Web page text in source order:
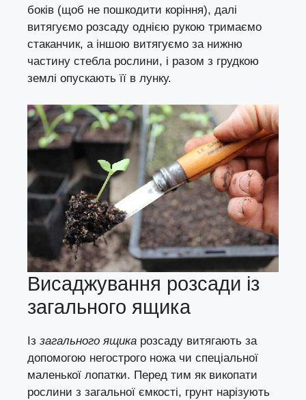
боків (щоб не пошкодити коріння), далі
витягуємо розсаду однією рукою тримаємо
стаканчик, а іншою витягуємо за нижню
частину стебла рослини, і разом з грудкою
землі опускають її в лунку.
Висаджування розсади із
загального ящика
Із загального ящика розсаду витягають за
допомогою негострого ножа чи спеціальної
маленької лопатки. Перед тим як викопати
рослини з загальної ємкості, грунт нарізують